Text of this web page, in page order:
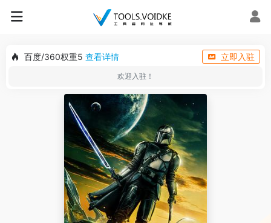
百度/360权重5 查看详情 立即入驻
欢迎入驻！